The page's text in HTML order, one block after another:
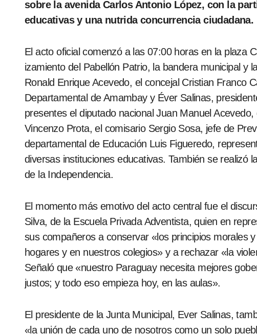
sobre la avenida Carlos Antonio López, con la
educativas y una nutrida concurrencia ciudadana.
El acto oficial comenzó a las 07:00 horas en la plaza Capitán Pedro Juan Caballero con el
izamiento del Pabellón Patrio, la bandera municipal y
Ronald Enrique Acevedo, el concejal Cristian Franco
Departamental de Amambay y Éver Salinas,
presentes el diputado nacional Juan Manuel
Vincenzo Prota, el comisario Sergio Sosa, jefe de
departamental de Educación Luis Figueredo,
diversas instituciones educativas. También se realizó
de la Independencia.
El momento más emotivo del acto central fue el discurso del alumno Matías Rodrigo Fernández
Silva, de la Escuela Privada Adventista, quien en
sus compañeros a conservar «los principios morales
hogares y en nuestros colegios» y a rechazar «la
Señaló que «nuestro Paraguay necesita mejores
justos; y todo eso empieza hoy, en las aulas».
El presidente de la Junta Municipal, Ever Salinas,
«la unión de cada uno de nosotros como un solo